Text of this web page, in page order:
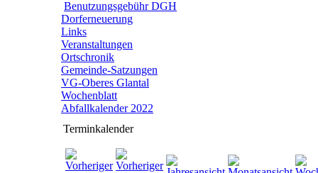
Benutzungsgebühr DGH
Dorferneuerung
Links
Veranstaltungen
Ortschronik
Gemeinde-Satzungen
VG-Oberes Glantal
Wochenblatt
Abfallkalender 2022
Terminkalender